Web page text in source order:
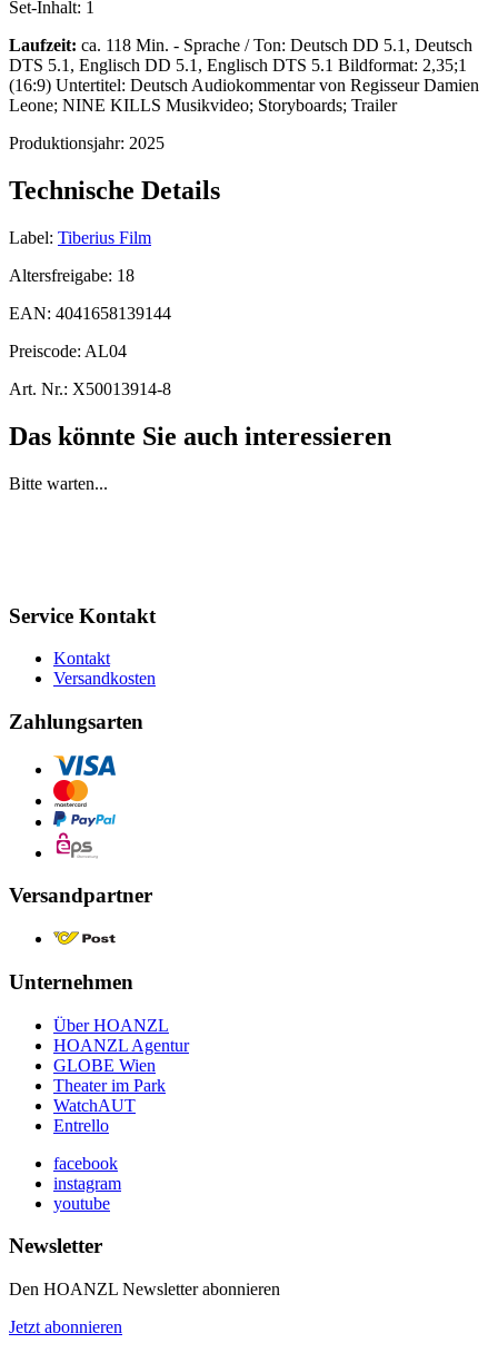
Set-Inhalt: 1
Laufzeit: ca. 118 Min. - Sprache / Ton: Deutsch DD 5.1, Deutsch
DTS 5.1, Englisch DD 5.1, Englisch DTS 5.1 Bildformat: 2,35;1
(16:9) Untertitel: Deutsch Audiokommentar von Regisseur Damien
Leone; NINE KILLS Musikvideo; Storyboards; Trailer
Produktionsjahr: 2025
Technische Details
Label: Tiberius Film
Altersfreigabe: 18
EAN: 4041658139144
Preiscode: AL04
Art. Nr.: X50013914-8
Das könnte Sie auch interessieren
Bitte warten...
Service Kontakt
Kontakt
Versandkosten
Zahlungsarten
Versandpartner
Unternehmen
Über HOANZL
HOANZL Agentur
GLOBE Wien
Theater im Park
WatchAUT
Entrello
facebook
instagram
youtube
Newsletter
Den HOANZL Newsletter abonnieren
Jetzt abonnieren